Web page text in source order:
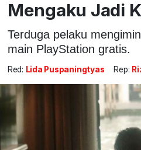
Mengaku Jadi
Terduga pelaku
main PlayStation gratis.
Red: Lida Puspaningtyas Rep: